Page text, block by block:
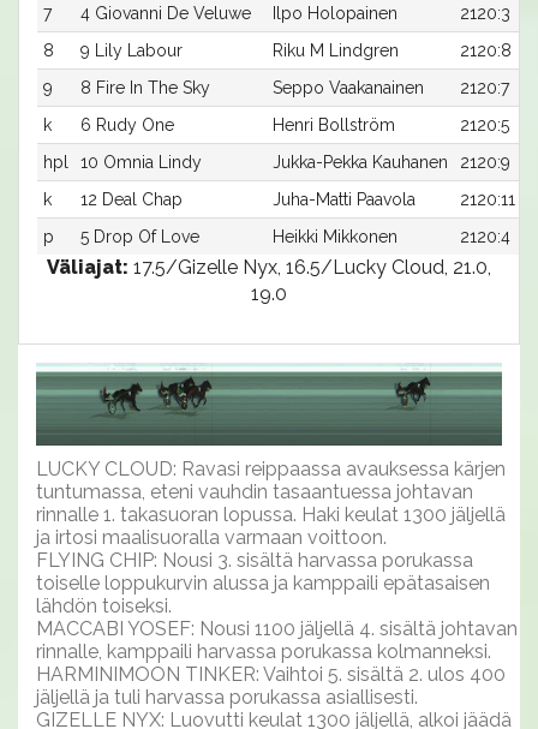
7
4 Giovanni De Veluwe Ilpo Holopainen
2120:3
8
9 Lily Labour Riku M Lindgren
2120:8
9
8 Fire In The Sky Seppo Vaakanainen
2120:7
k
6 Rudy One Henri Bollström
2120:5
hpl
10 Omnia Lindy Jukka-Pekka Kauhanen
2120:9
k
12 Deal Chap Juha-Matti Paavola
2120:11
p
5 Drop Of Love Heikki Mikkonen 2120:4
Väliajat: 17.5/Gizelle Nyx, 16.5/Lucky Cloud, 21.0,
19.0
LUCKY CLOUD: Ravasi reippaassa avauksessa kärjen
tuntumassa, eteni vauhdin tasaantuessa johtavan
rinnalle 1. takasuoran lopussa. Haki keulat 1300 jäljellä
ja irtosi maalisuoralla varmaan voittoon.
FLYING CHIP: Nousi 3. sisältä harvassa porukassa
toiselle loppukurvin alussa ja kamppaili epätasaisen
lähdön toiseksi.
MACCABI YOSEF: Nousi 1100 jäljellä 4. sisältä johtavan
rinnalle, kamppaili harvassa porukassa kolmanneksi.
HARMINIMOON TINKER: Vaihtoi 5. sisältä 2. ulos 400
jäljellä ja tuli harvassa porukassa asiallisesti.
GIZELLE NYX: Luovutti keulat 1300 jäljellä, alkoi jäädä